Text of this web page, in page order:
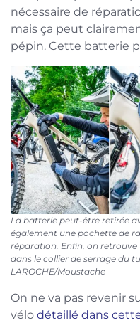
nécessaire de
mais ça peut
pépin. Cette batterie
La batterie peut-être retirée
également une pochette de
réparation. Enfin, on
dans le collier de serrage du
LAROCHE/Moustache
On ne va pas revenir
vélo détaillé dans